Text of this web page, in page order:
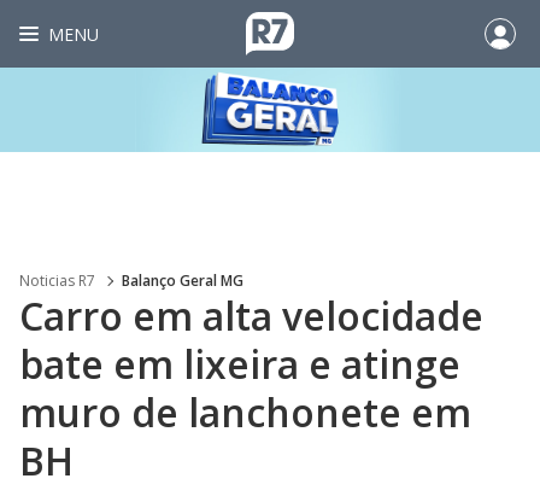
MENU
Noticias R7 Balanço Geral MG
Carro em alta velocidade
bate em lixeira e atinge
muro de lanchonete em
BH